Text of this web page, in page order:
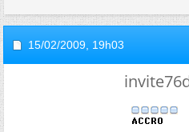
15/02/2009, 19h03